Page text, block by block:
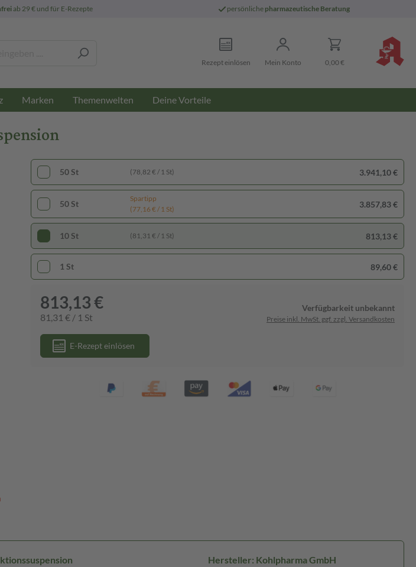
ab 29 € und für E-Rezepte persönliche pharmazeutische Beratung
Rezept einlösen Mein Konto 0,00 €
Marken Themenwelten Deine Vorteile
50 St (78,82 € / 1 St) 3.941,10 €
50 St
Spartipp
(77,16 € / 1 St)
3.857,83 €
10 St (81,31 € / 1 St) 813,13 €
1 St 89,60 €
813,13 €
81,31 € / 1 St
Verfügbarkeit unbekannt
Preise inkl. MwSt. ggf. zzgl. Versandkosten
E-Rezept einlösen
Hersteller: Kohlpharma GmbH